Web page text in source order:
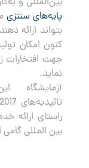
پایه‌های سنتزی
بتواند ارائه
کنون امکان
جهت افتخارات
نماید.
راستای ارائه
بین المللی گامی